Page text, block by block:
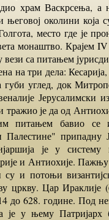
храм Васкрсења, а
околини која
место где је
монаштво. Крајем
вези са питањем
на три дела:
углед, док
Јерусалимски
је да од
питањем бавио се
припадну
је у систему
и Антиохије. Пажњу
и потоњи
цркву. Цар Ираклије
до 628. године. Под
је у њему Патријарх